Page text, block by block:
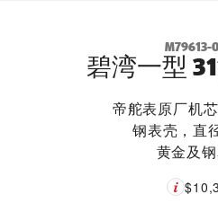
M79613-
碧湾一型
帝舵表原厂机
钢表壳，直
黄金及